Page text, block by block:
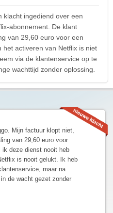
klacht ingediend over een
abonnement. De klant
van 29,60 euro voor een
activeren van Netflix is niet
via de klantenservice op te
wachttijd zonder oplossing.
Mijn factuur klopt niet,
van 29,60 euro voor
ik deze dienst nooit heb
is nooit gelukt. Ik heb
maar na
de wacht gezet zonder